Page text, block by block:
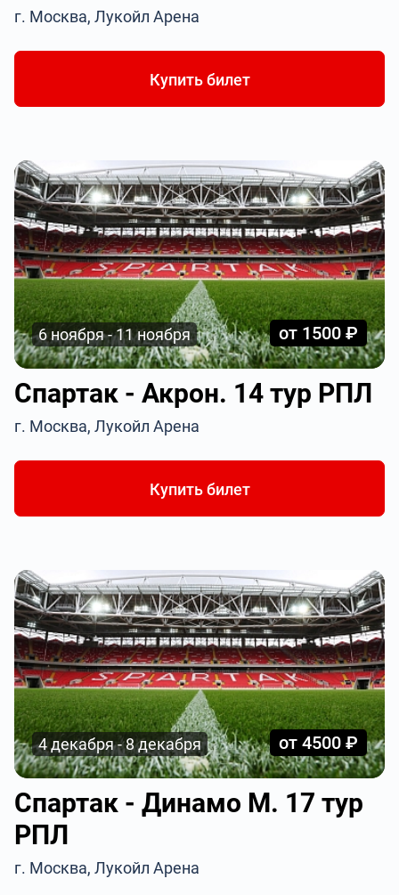
г. Москва, Лукойл Арена
Купить билет
6 ноября - 11 ноября от 1500 ₽
Спартак - Акрон. 14 тур РПЛ
г. Москва, Лукойл Арена
Купить билет
4 декабря - 8 декабря от 4500 ₽
Спартак - Динамо М. 17 тур
РПЛ
г. Москва, Лукойл Арена